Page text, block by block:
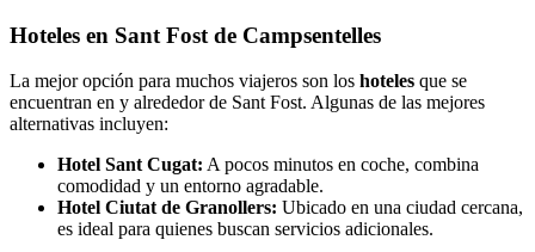
Hoteles en Sant Fost de Campsentelles
La mejor opción para muchos viajeros son los hoteles que se
encuentran en y alrededor de Sant Fost. Algunas de las mejores
alternativas incluyen:
Hotel Sant Cugat: A pocos minutos en coche, combina
comodidad y un entorno agradable.
Hotel Ciutat de Granollers: Ubicado en una ciudad cercana,
es ideal para quienes buscan servicios adicionales.